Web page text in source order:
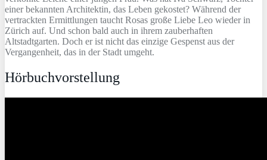
einer bekannten Architektin, das Leben gekostet? Während der
vertrackten Ermittlungen taucht Rosas große Liebe Leo wieder in
Zürich auf. Und schon bald auch in ihrem zauberhaften
Altstadtgarten. Doch er ist nicht das einzige Gespenst aus der
Vergangenheit, das in der Stadt umgeht.
Hörbuchvorstellung